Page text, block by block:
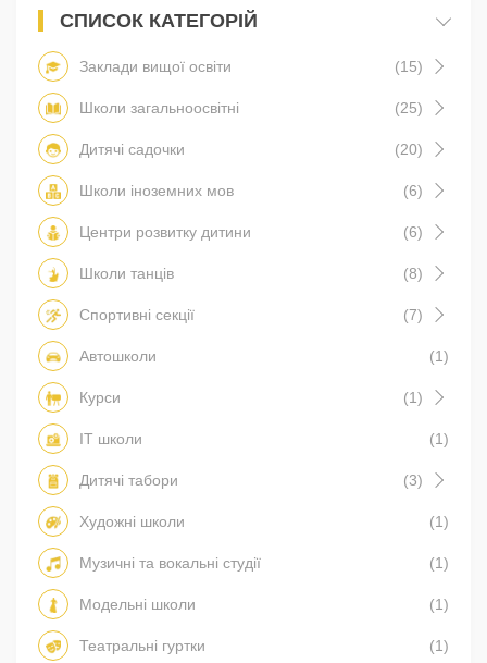
СПИСОК КАТЕГОРІЙ
Заклади вищої освіти (15)
Школи загальноосвітні (25)
Дитячі садочки (20)
Школи іноземних мов (6)
Центри розвитку дитини (6)
Школи танців (8)
Спортивні секції (7)
Автошколи (1)
Курси (1)
IT школи (1)
Дитячі табори (3)
Художні школи (1)
Музичні та вокальні студії (1)
Модельні школи (1)
Театральні гуртки (1)